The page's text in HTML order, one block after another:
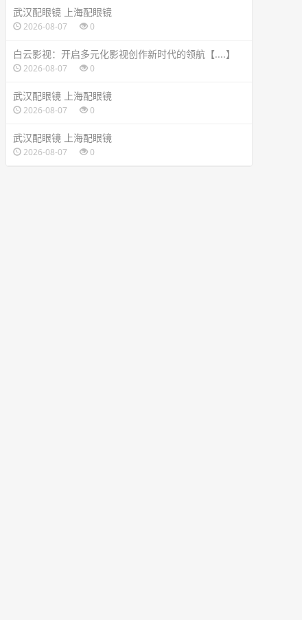
武汉配眼镜 上海配眼镜
2026-08-07 0
白云影视：开启多元化影视创作新时代的领航【....】
2026-08-07 0
武汉配眼镜 上海配眼镜
2026-08-07 0
武汉配眼镜 上海配眼镜
2026-08-07 0